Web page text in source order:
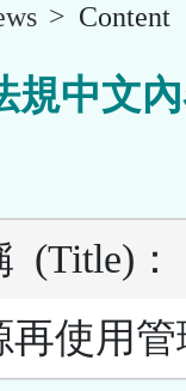
Content
規中文
(Title) ：
再使用